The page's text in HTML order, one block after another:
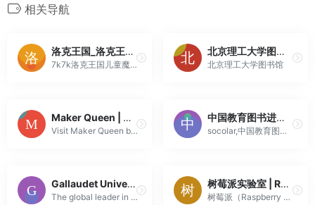
相关导航
洛克王国_洛克王国2.0_洛克王国宠物大全_7k7k洛克王国
7k7k洛克王国儿童魔法社区,为您提供最新又详尽的洛克王国攻略，洛克王国宠物大全，洛克王国古堡奇妙夜，快来7k7k洛克王国和小洛克们一起游戏吧！
北京理工大学图书馆
北京理工大学图书馆
Maker Queen | Discover, Create, Innovate — Join Now
Visit Maker Queen by Steph Piper for innovative maker projects, soldering kits, and educational resources to inspire your creative tech journey. Shop ...
中国教育图书进出口有限公司
socolar,中国教育图书进出口有限公司
Gallaudet University | Changing the world with a bilingual way of being.
The global leader in education for deaf & hard of hearing students, Gallaudet University is changing the world with a bilingual way of being.
树莓派实验室 | Raspberry Pi中文资讯站，提供丰富的树莓派使用教程和DIY资讯
树莓派（Raspberry Pi）中文资讯站，提供丰富的树莓派教程和DIY资讯。